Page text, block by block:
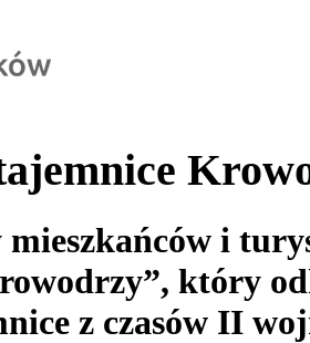
i
który
z czasów II